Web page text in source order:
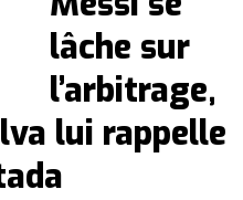
lâche sur
l’arbitrage,
lui rappelle